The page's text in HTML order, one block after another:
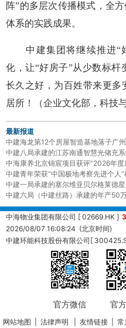
阵”的多层次传播模式，全
体系的实践成果。
中建集团将继续推进“
化，让“好房子”从少数标杆
长久之好，为百姓带来更多
居所！（企业文化部， 科技
最新报道
中建海龙第12个房屋智造基地落子广
中建八局承建的江苏南通智慧光储充
中海康养北京锦宸项目获评“2026年度
中建青年荣获“中国极地考察先进个人”
中建一局承建的塞尔维亚贝尔格莱德
中建六局（中建丝路）承建的年产50
中海物业集团有限公司 [ 02669.HK ]
2026/08/07 16:08:24 (北京时间)
中建环能科技股份有限公司[
20260807161457 (北京时间)
官方微信 官
网站地图 法律声明 友情链接 常